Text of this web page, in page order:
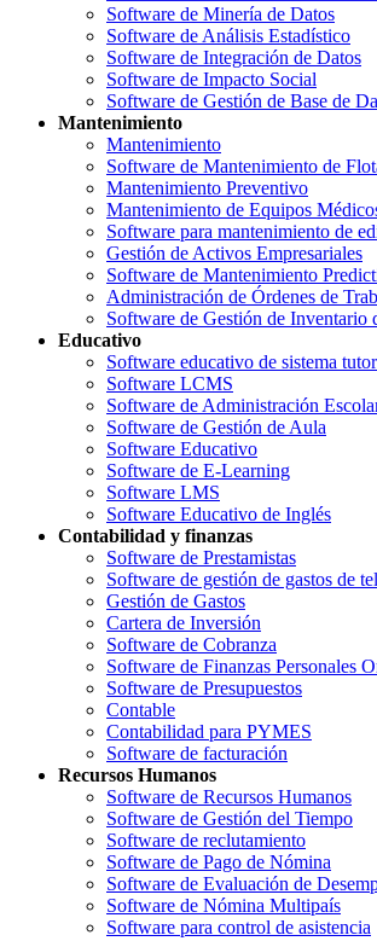
Software de Minería de Datos
Software de Análisis Estadístico
Software de Integración de Datos
Software de Impacto Social
Software de Gestión de Base de
Mantenimiento
Mantenimiento
Software de Mantenimiento de
Mantenimiento Preventivo
Mantenimiento de Equipos
Software para mantenimiento de
Gestión de Activos Empresariales
Software de Mantenimiento
Administración de Órdenes de
Software de Gestión de Inventario
Educativo
Software educativo de sistema
Software LCMS
Software de Administración
Software de Gestión de Aula
Software Educativo
Software de E-Learning
Software LMS
Software Educativo de Inglés
Contabilidad y finanzas
Software de Prestamistas
Software de gestión de gastos de
Gestión de Gastos
Cartera de Inversión
Software de Cobranza
Software de Finanzas Personales
Software de Presupuestos
Contable
Contabilidad para PYMES
Software de facturación
Recursos Humanos
Software de Recursos Humanos
Software de Gestión del Tiempo
Software de reclutamiento
Software de Pago de Nómina
Software de Evaluación de
Software de Nómina Multipaís
Software para control de asistencia